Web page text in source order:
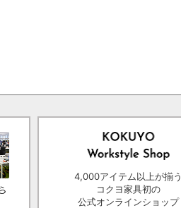
4,000アイテム以上が揃う
コクヨ家具初の
公式オンラインショップ